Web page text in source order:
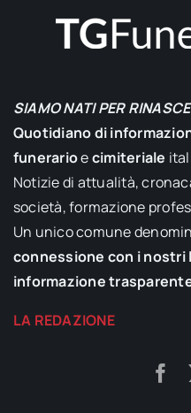
SIAMO NATI PER
Quotidiano di
funerarioecimiteriale
Notizie di attualità,
società, formazione
Un unico comune
connessione con i nostri
informazione
LA REDAZIONE